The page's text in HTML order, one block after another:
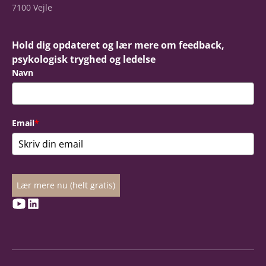
7100 Vejle
Hold dig opdateret og lær mere om feedback,
psykologisk tryghed og ledelse
Navn
Email*
Lær mere nu (helt gratis)